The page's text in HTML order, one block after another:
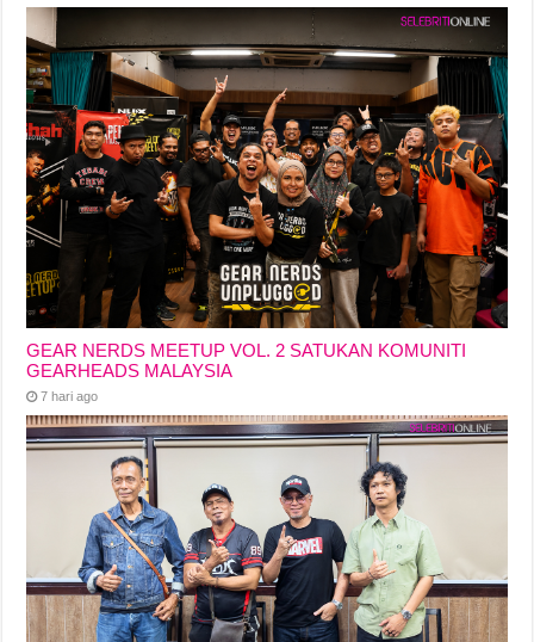
GEAR NERDS MEETUP VOL. 2 SATUKAN KOMUNITI
GEARHEADS MALAYSIA
7 hari ago